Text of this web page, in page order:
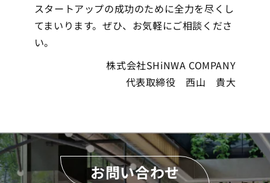
スタートアップの成功のために全力を尽くし
てまいります。ぜひ、お気軽にご相談くださ
い。
株式会社SHiNWA COMPANY
代表取締役 西山 貴大
お問い合わせ